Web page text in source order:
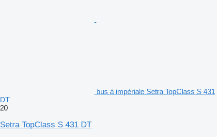
bus à impériale Setra TopClass S 431
DT
20
Setra TopClass S 431 DT